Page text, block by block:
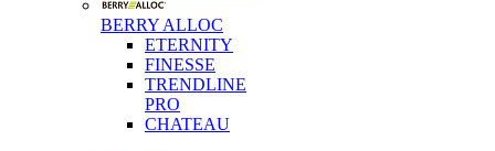
BERRY ALLOC
ETERNITY
FINESSE
TRENDLINE
PRO
CHATEAU